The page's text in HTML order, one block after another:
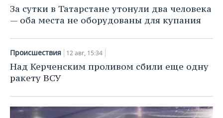
За сутки в Татарстане утонули два человека
— оба места не оборудованы для купания
Происшествия 12 авг, 15:34
Над Керченским проливом сбили еще одну
ракету ВСУ